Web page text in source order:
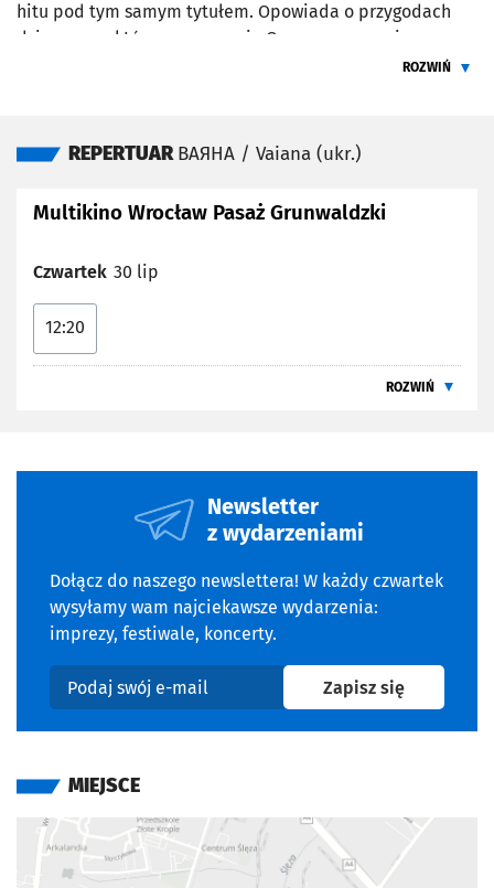
hitu pod tym samym tytułem. Opowiada o przygodach
dziewczyny, która na wezwanie Oceanu po raz pierwszy
uhonorowany nagrodami Emmy i Tony.
ROZWIŃ
REPERTUARВАЯНА / Vaiana (ukr.)
Multikino Wrocław Pasaż Grunwaldzki
Czwartek 30 lip
12:20
ROZWIŃ
Newsletter
z wydarzeniami
Dołącz do naszego newslettera! W każdy czwartek
wysyłamy wam najciekawsze wydarzenia:
imprezy, festiwale, koncerty.
Podaj swój e-mail
Zapisz sięna
MIEJSCE